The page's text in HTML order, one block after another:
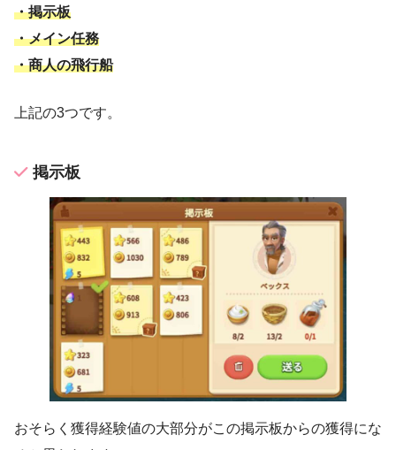
・掲示板
・メイン任務
・商人の飛行船
上記の3つです。
掲示板
おそらく獲得経験値の大部分がこの掲示板からの獲得にな